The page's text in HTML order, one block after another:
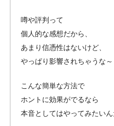
噂や評判って
個人的な感想だから、
あまり信憑性はないけど、
やっぱり影響されちゃうな～
こんな簡単な方法で
ホントに効果がでるなら
本音としてはやってみたいん